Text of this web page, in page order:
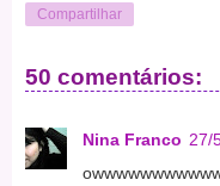
Compartilhar
50 comentários:
Nina Franco 27/